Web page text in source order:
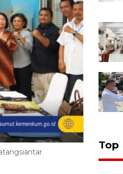
Top